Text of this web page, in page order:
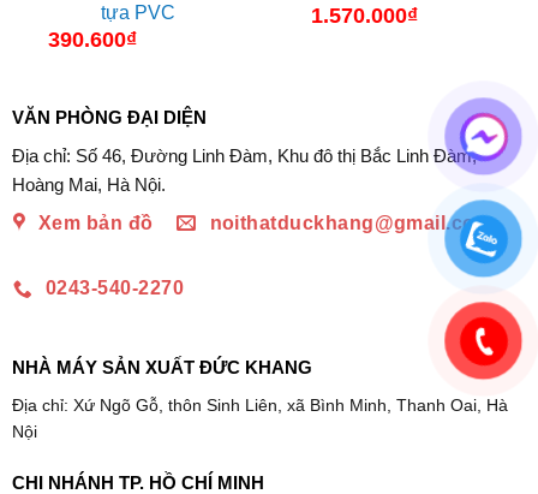
tựa PVC
390.600₫
1.570.000₫
VĂN PHÒNG ĐẠI DIỆN
Địa chỉ: Số 46, Đường Linh Đàm, Khu đô thị Bắc Linh Đàm,
Hoàng Mai, Hà Nội.
Xem bản đồ
noithatduckhang@gmail.com
0243-540-2270
NHÀ MÁY SẢN XUẤT ĐỨC KHANG
Địa chỉ: Xứ Ngõ Gỗ, thôn Sinh Liên, xã Bình Minh, Thanh Oai, Hà
Nội
CHI NHÁNH TP. HỒ CHÍ MINH